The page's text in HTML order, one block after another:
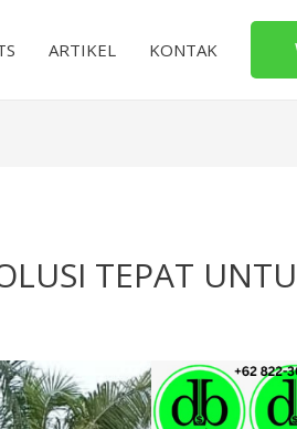
ARTIKEL KONTAK
TEPAT